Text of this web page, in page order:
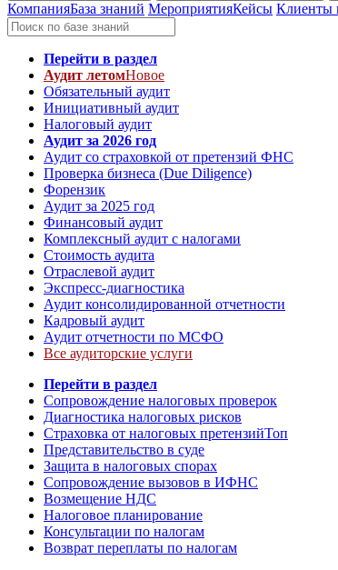
КомпанияБаза знаний МероприятияКейсы Клиенты
Перейти в раздел
Аудит летомНовое
Обязательный аудит
Инициативный аудит
Налоговый аудит
Аудит за 2026 год
Аудит со страховкой от претензий ФНС
Проверка бизнеса (Due Diligence)
Форензик
Аудит за 2025 год
Финансовый аудит
Комплексный аудит с налогами
Стоимость аудита
Отраслевой аудит
Экспресс-диагностика
Аудит консолидированной отчетности
Кадровый аудит
Аудит отчетности по МСФО
Все аудиторские услуги
Перейти в раздел
Сопровождение налоговых проверок
Диагностика налоговых рисков
Страховка от налоговых претензийТоп
Представительство в суде
Защита в налоговых спорах
Сопровождение вызовов в ИФНС
Возмещение НДС
Налоговое планирование
Консультации по налогам
Возврат переплаты по налогам